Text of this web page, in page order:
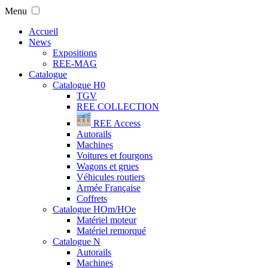
Menu
Accueil
News
Expositions
REE-MAG
Catalogue
Catalogue H0
TGV
REE COLLECTION
REE Access
Autorails
Machines
Voitures et fourgons
Wagons et grues
Véhicules routiers
Armée Française
Coffrets
Catalogue HOm/HOe
Matériel moteur
Matériel remorqué
Catalogue N
Autorails
Machines